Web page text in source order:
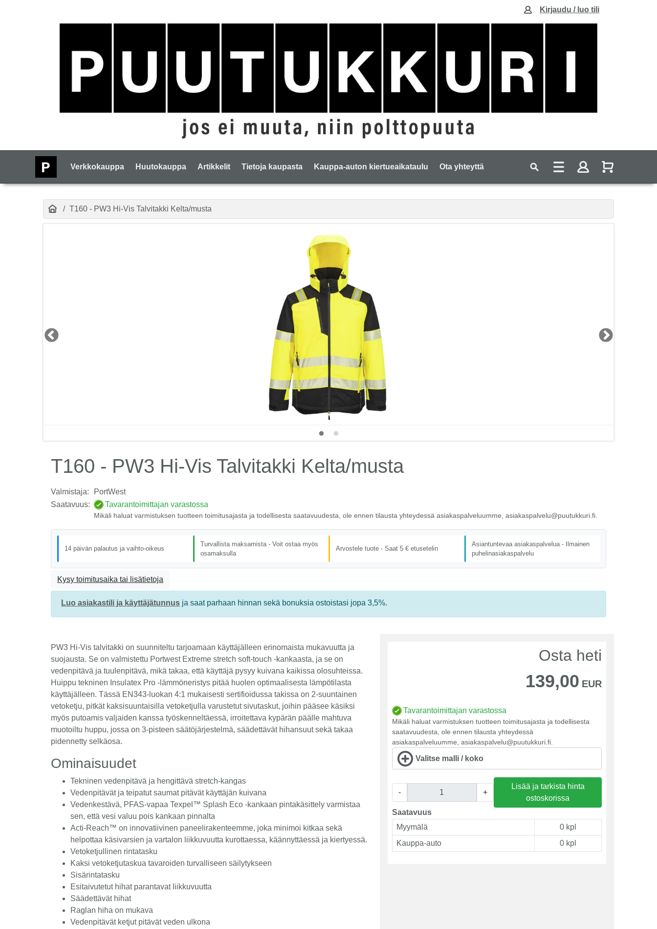
Kirjaudu / luo tili
Verkkokauppa Huutokauppa Artikkelit Tietoja kaupasta Kauppa-auton kiertueaikataulu Ota yhteyttä
T160 - PW3 Hi-Vis Talvitakki Kelta/musta
T160 - PW3 Hi-Vis Talvitakki Kelta/musta
Valmistaja:
PortWest
Saatavuus:
Tavarantoimittajan varastossa
Mikäli haluat varmistuksen tuotteen toimitusajasta ja todellisesta saatavuudesta, ole ennen tilausta yhteydessä asiakaspalveluumme, asiakaspalvelu@puutukkuri.fi.
14 päivän palautus ja vaihto-oikeus
Turvallista maksamista - Voit ostaa myös
osamaksulla
Arvostele tuote - Saat 5 € etusetelin
Asiantuntevaa asiakaspalvelua - Ilmainen
puhelinasiakaspalvelu
Kysy toimitusaika tai lisätietoja
Luo asiakastili ja käyttäjätunnus ja saat parhaan hinnan sekä bonuksia ostoistasi jopa 3,5%.
PW3 Hi-Vis talvitakki on suunniteltu tarjoamaan käyttäjälleen erinomaista mukavuutta ja
suojausta. Se on valmistettu Portwest Extreme stretch soft-touch -kankaasta, ja se on
vedenpitävä ja tuulenpitävä, mikä takaa, että käyttäjä pysyy kuivana kaikissa olosuhteissa.
Huippu tekninen Insulatex Pro -lämmöneristys pitää huolen optimaalisesta lämpötilasta
käyttäjälleen. Tässä EN343-luokan 4:1 mukaisesti sertifioidussa takissa on 2-suuntainen
vetoketju, pitkät kaksisuuntaisilla vetoketjulla varustetut sivutaskut, joihin pääsee käsiksi
myös putoamis valjaiden kanssa työskenneltäessä, irroitettava kypärän päälle mahtuva
muotoiltu huppu, jossa on 3-pisteen säätöjärjestelmä, säädettävät hihansuut sekä takaa
pidennetty selkäosa.
Ominaisuudet
Tekninen vedenpitävä ja hengittävä stretch-kangas
Vedenpitävät ja teipatut saumat pitävät käyttäjän kuivana
Vedenkestävä, PFAS-vapaa Texpel™ Splash Eco -kankaan pintakäsittely varmistaa
sen, että vesi valuu pois kankaan pinnalta
Acti-Reach™ on innovatiivinen paneelirakenteemme, joka minimoi kitkaa sekä
helpottaa käsivarsien ja vartalon liikkuvuutta kurottaessa, käännyttäessä ja kiertyessä.
Vetoketjullinen rintatasku
Kaksi vetoketjutaskua tavaroiden turvalliseen säilytykseen
Sisärintatasku
Esitaivutetut hihat parantavat liikkuvuutta
Säädettävät hihat
Raglan hiha on mukava
Vedenpitävät ketjut pitävät veden ulkona
Osta heti
139,00 EUR
Tavarantoimittajan varastossa
Mikäli haluat varmistuksen tuotteen toimitusajasta ja todellisesta
saatavuudesta, ole ennen tilausta yhteydessä
asiakaspalveluumme, asiakaspalvelu@puutukkuri.fi.
Valitse malli / koko
- +
Lisää ja tarkista hinta
ostoskorissa
Saatavuus
Myymälä
0 kpl
Kauppa-auto
0 kpl